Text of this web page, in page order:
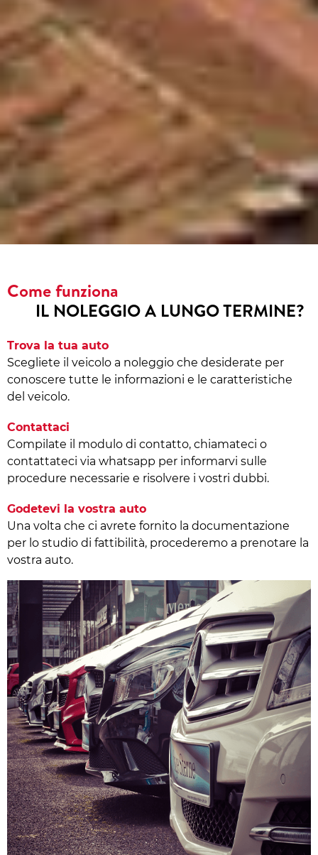
Come funziona
IL NOLEGGIO A LUNGO TERMINE?
Trova la tua auto
Scegliete il veicolo a noleggio che desiderate per
conoscere tutte le informazioni e le caratteristiche
del veicolo.
Contattaci
Compilate il modulo di contatto, chiamateci o
contattateci via whatsapp per informarvi sulle
procedure necessarie e risolvere i vostri dubbi.
Godetevi la vostra auto
Una volta che ci avrete fornito la documentazione
per lo studio di fattibilità, procederemo a prenotare la
vostra auto.